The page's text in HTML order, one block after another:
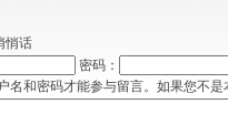
悄话
密码：
名和密码才能参与留言。如果您不是